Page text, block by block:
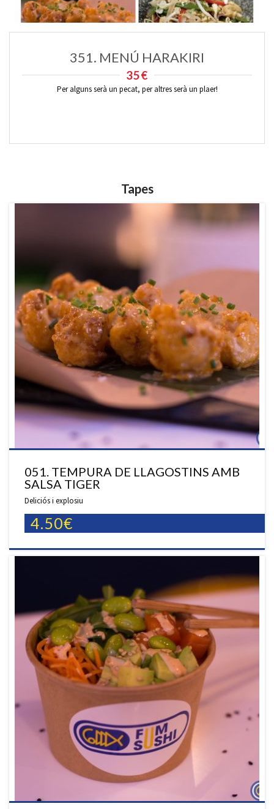
351. MENÚ HARAKIRI
35€
Per alguns serà un pecat, per altres serà un plaer!
Tapes
051. TEMPURA DE LLAGOSTINS AMB
SALSA TIGER
Deliciós i explosiu
4.50€